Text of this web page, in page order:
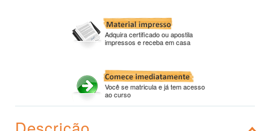
Adquira certificado ou apostila
impressos e receba em casa
Você se matricula e já tem acesso
ao curso